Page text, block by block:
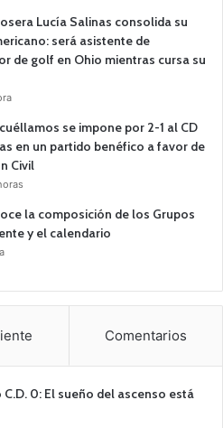
Lucía Salinas consolida su
será asistente de
de golf en Ohio mientras cursa su
se impone por 2-1 al CD
en un partido benéfico a favor de
Civil
la composición de los Grupos
y el calendario
Comentarios
C.D. 0: El sueño del ascenso está